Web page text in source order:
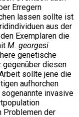
Erregern
lassen sollte ist
aus der
Exemplaren die
M. georgesi
genetische
diesen
sollte jene die
aufhorchen
invasive
Problemen der